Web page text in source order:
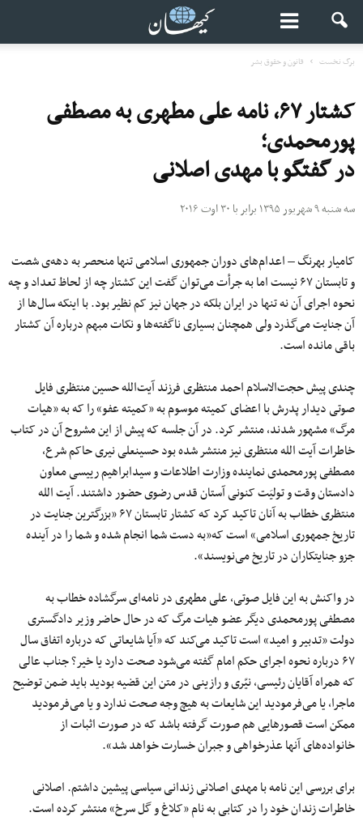
برگ نخست قانون و حقوق بشر
کشتار ۶۷، نامه علی مطهری به مصطفی
پورمحمدی؛
در گفتگو با مهدی اصلانی
سه شنبه ۹ شهریور ۱۳۹۵ برابر با ۳۰ اوت ۲۰۱۶
کامیار بهرنگ – اعدام‌های دوران جمهوری اسلامی تنها منحصر به دهه‌ی شصت
و تابستان ۶۷ نیست اما به جرأت می‌توان گفت این کشتار چه از لحاظ تعداد و چه
نحوه اجرای آن نه تنها در ایران بلکه در جهان نیز کم نظیر بود. با اینکه سال‌ها از
آن جنایت می‌گذرد ولی همچنان بسیاری ناگفته‌‌ها و نکات مبهم درباره آن کشتار
باقی مانده است.
چندی پیش حجت‌الاسلام احمد منتظری فرزند آیت‌الله حسین منتظری فایل
صوتی دیدار پدرش با اعضای کمیته موسوم به «کمیته عفو» را که به «هیات
مرگ» مشهور شدند، منتشر کرد. در آن جلسه که پیش از این مشروح آن در کتاب
خاطرات آیت الله منتظری نیز منتشر شده بود حسینعلی نیری حاکم شرع،
مصطفی پورمحمدی نماینده وزارت اطلاعات و سیدابراهیم رییسی معاون
دادستان وقت و تولیَت کنونی آستان قدس رضوی حضور داشتند. آیت الله
منتظری خطاب به آنان تاکید کرد که کشتار تابستان ۶۷ «بزرگترین جنایت در
تاریخ جمهوری اسلامی» است که«به دست شما انجام شده و شما را در آینده
جزو جنایتکاران در تاریخ می‌نویسند».
در واکنش به این فایل صوتی، علی مطهری در نامه‌ای سرگشاده خطاب به
مصطفی پورمحمدی دیگر عضو هیات مرگ که در حال حاضر وزیر دادگستری
دولت «تدبیر و امید» است تاکید می‌کند که «آیا شایعاتی که درباره اتفاق سال
۶۷ درباره نحوه اجرای حکم امام گفته می‌شود صحت دارد یا خیر؟ جناب عالی
که همراه آقایان رئیسی، نیّری و رازینی در متن این قضیه بودید باید ضمن توضیح
ماجرا، یا می‌فرمودید این شایعات به هیچ وجه صحت ندارد و یا می‌فرمودید
ممکن است قصورهایی هم صورت گرفته باشد که در صورت اثبات از
خانواده‌های آنها عذرخواهی و جبران خسارت خواهد شد».
برای بررسی این نامه با مهدی اصلانی زندانی سیاسی پیشین داشتم. اصلانی
خاطرات زندان خود را در کتابی به نام «کلاغ و گل سرخ» منتشر کرده است.